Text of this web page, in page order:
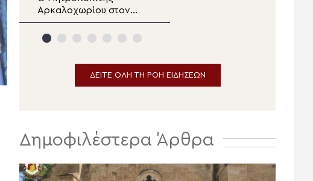
Αρκαλοχωρίου στον
Ιερό Ναό Αγίας
Παρασκευής στο
ΔΕΙΤΕ ΟΛΗ ΤΗ ΡΟΗ ΕΙΔΗΣΕΩΝ
Δημοφιλέστερα Άρθρα